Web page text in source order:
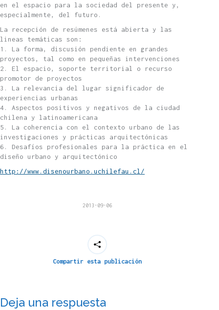
en el espacio para la sociedad del presente y,
especialmente, del futuro.
La recepción de resúmenes está abierta y las
lineas temáticas son:
1. La forma, discusión pendiente en grandes
proyectos, tal como en pequeñas intervenciones
2. El espacio, soporte territorial o recurso
promotor de proyectos
3. La relevancia del lugar significador de
experiencias urbanas
4. Aspectos positivos y negativos de la ciudad
chilena y latinoamericana
5. La coherencia con el contexto urbano de las
investigaciones y prácticas arquitectónicas
6. Desafíos profesionales para la práctica en el
diseño urbano y arquitectónico
http://www.disenourbano.uchilefau.cl/
2013-09-06
Compartir esta publicación
Deja una respuesta